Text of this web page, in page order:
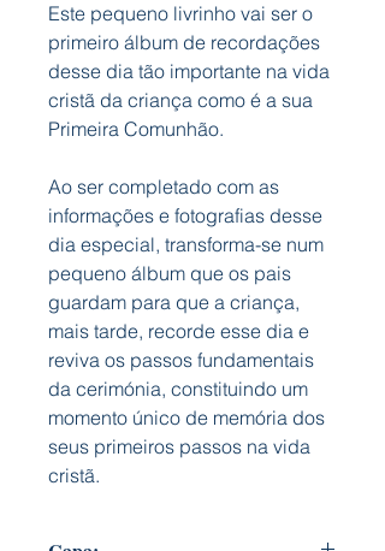
Este pequeno livrinho vai ser o
primeiro álbum de recordações
desse dia tão importante na vida
cristã da criança como é a sua
Primeira Comunhão.
Ao ser completado com as
informações e fotografias desse
dia especial, transforma-se num
pequeno álbum que os pais
guardam para que a criança,
mais tarde, recorde esse dia e
reviva os passos fundamentais
da cerimónia, constituindo um
momento único de memória dos
seus primeiros passos na vida
cristã.